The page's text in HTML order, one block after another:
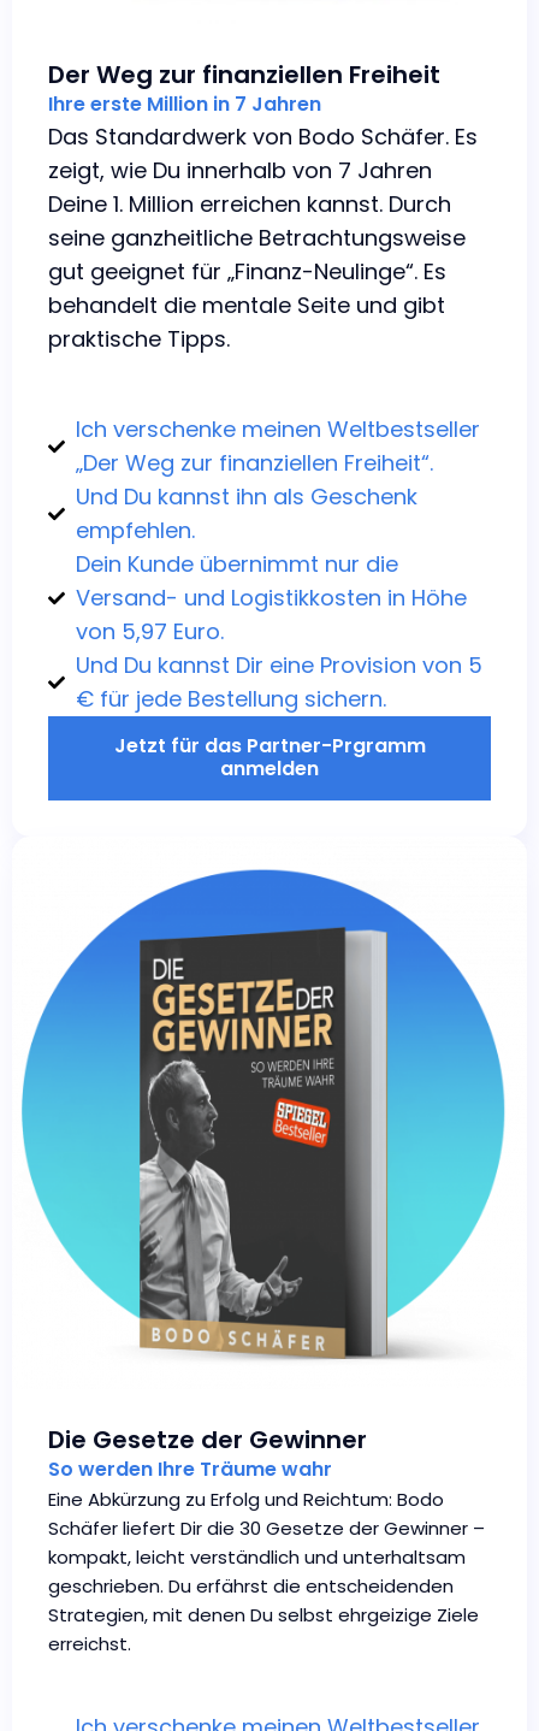
Der Weg zur finanziellen Freiheit
Ihre erste Million in 7 Jahren
Das Standardwerk von Bodo Schäfer. Es
zeigt, wie Du innerhalb von 7 Jahren
Deine 1. Million erreichen kannst. Durch
seine ganzheitliche Betrachtungsweise
gut geeignet für „Finanz-Neulinge“. Es
behandelt die mentale Seite und gibt
praktische Tipps.
Ich verschenke meinen Weltbestseller
„Der Weg zur finanziellen Freiheit“.
Und Du kannst ihn als Geschenk
empfehlen.
Dein Kunde übernimmt nur die
Versand- und Logistikkosten in Höhe
von 5,97 Euro.
Und Du kannst Dir eine Provision von 5
€ für jede Bestellung sichern.
Jetzt für das Partner-Prgramm
anmelden
Die Gesetze der Gewinner
So werden Ihre Träume wahr
Eine Abkürzung zu Erfolg und Reichtum: Bodo
Schäfer liefert Dir die 30 Gesetze der Gewinner –
kompakt, leicht verständlich und unterhaltsam
geschrieben. Du erfährst die entscheidenden
Strategien, mit denen Du selbst ehrgeizige Ziele
erreichst.